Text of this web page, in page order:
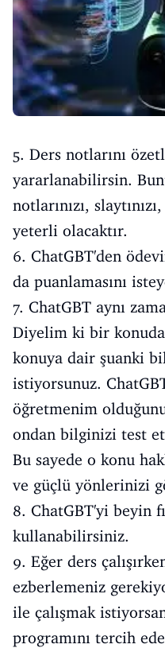
5. Ders notlarını
yararlanabilirsin.
notlarınızı,
yeterli olacaktır.
6. ChatGBT'den
da puanlamasını
7. ChatGBT aynı
Diyelim ki bir
konuya dair şuanki
istiyorsunuz.
öğretmenim
ondan bilginizi test
Bu sayede o konu
ve güçlü yönlerinizi
8. ChatGBT'yi beyin
kullanabilirsiniz.
9. Eğer ders
ezberlemeniz
ile çalışmak
programını tercih